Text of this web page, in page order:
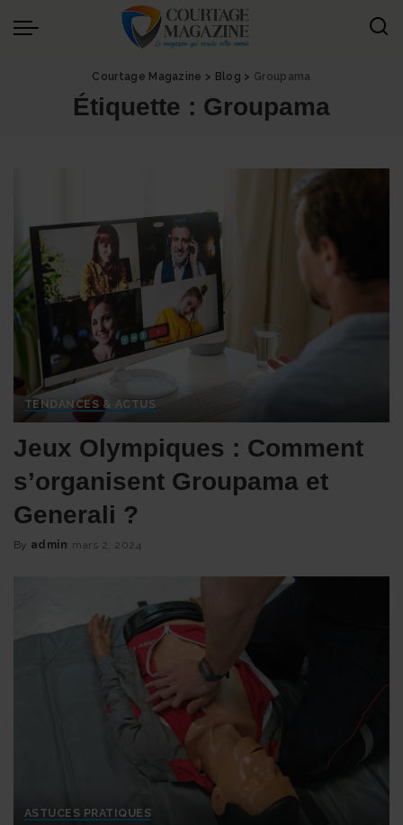
Panneau de gestion des cookies
Courtage Magazine > Blog > Groupama
Étiquette : Groupama
TENDANCES & ACTUS
Jeux Olympiques : Comment
s’organisent Groupama et
Generali ?
Posted
By admin mars 2, 2024
ASTUCES PRATIQUES